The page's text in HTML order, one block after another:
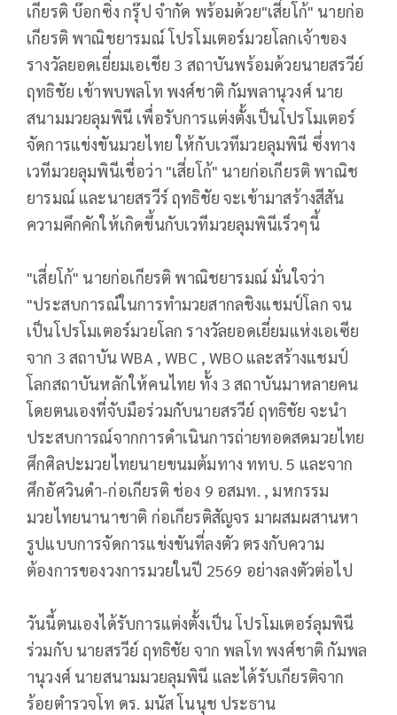
เกียรติ บ๊อกซิ่ง กรุ๊ป จำกัด พร้อมด้วย"เสี่ยโก้" นายก่อ
เกียรติ พาณิชยารมณ์ โปรโมเตอร์มวยโลกเจ้าของ
รางวัลยอดเยี่ยมเอเชีย 3 สถาบันพร้อมด้วยนายสรวีย์
ฤทธิชัย เข้าพบพลโท พงศ์ชาติ กัมพลานุวงศ์ นาย
สนามมวยลุมพินี เพื่อรับการแต่งตั้งเป็นโปรโมเตอร์
จัดการแข่งขันมวยไทย ให้กับเวทีมวยลุมพินี ซึ่งทาง
เวทีมวยลุมพินีเชื่อว่า "เสี่ยโก้" นายก่อเกียรติ พาณิช
ยารมณ์ และนายสรวีร์ ฤทธิชัย จะเข้ามาสร้างสีสัน
ความคึกคักให้เกิดขึ้นกับเวทีมวยลุมพินีเร็วๆนี้
"เสี่ยโก้" นายก่อเกียรติ พาณิชยารมณ์ มั่นใจว่า
"ประสบการณ์ในการทำมวยสากลชิงแชมป์โลก จน
เป็นโปรโมเตอร์มวยโลก รางวัลยอดเยี่ยมแห่งเอเซีย
จาก 3 สถาบัน WBA , WBC , WBO และสร้างแชมป์
โลกสถาบันหลักให้คนไทย ทั้ง 3 สถาบันมาหลายคน
โดยตนเองที่จับมือร่วมกับนายสรวีย์ ฤทธิชัย จะนำ
ประสบการณ์จากการดำเนินการถ่ายทอดสดมวยไทย
ศึกศิลปะมวยไทยนายขนมต้มทาง ททบ. 5 และจาก
ศึกอัศวินดำ-ก่อเกียรติ ช่อง 9 อสมท. , มหกรรม
มวยไทยนานาชาติ ก่อเกียรติสัญจร มาผสมผสานหา
รูปแบบการจัดการแข่งขันที่ลงตัว ตรงกับความ
ต้องการของวงการมวยในปี 2569 อย่างลงตัวต่อไป
วันนี้ตนเองได้รับการแต่งตั้งเป็น โปรโมเตอร์ลุมพินี
ร่วมกับ นายสรวีย์ ฤทธิชัย จาก พลโท พงศ์ชาติ กัมพล
านุวงศ์ นายสนามมวยลุมพินี และได้รับเกียรติจาก
ร้อยตำรวจโท ดร. มนัส โนนุช ประธาน